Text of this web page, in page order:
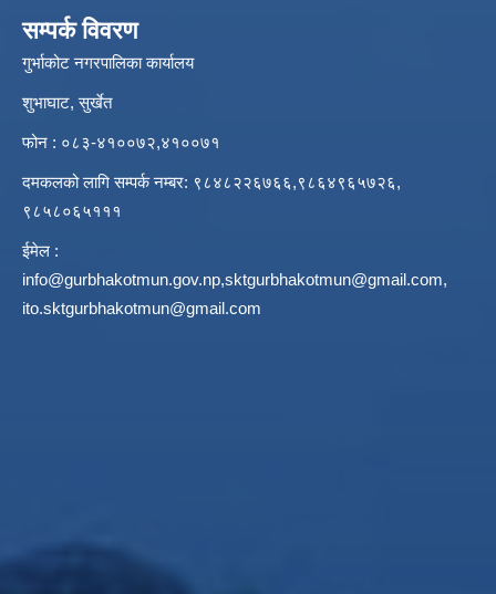
सम्पर्क विवरण
गुर्भाकोट नगरपालिका कार्यालय
शुभाघाट, सुर्खेत
फोन : ०८३-४१००७२,४१००७१
दमकलको लागि सम्पर्क नम्बर: ९८४८२२६७६६,९८६४९६५७२६,
९८५८०६५१११
ईमेल :
info@gurbhakotmun.gov.np,sktgurbhakotmun@gmail.com,
ito.sktgurbhakotmun@gmail.com